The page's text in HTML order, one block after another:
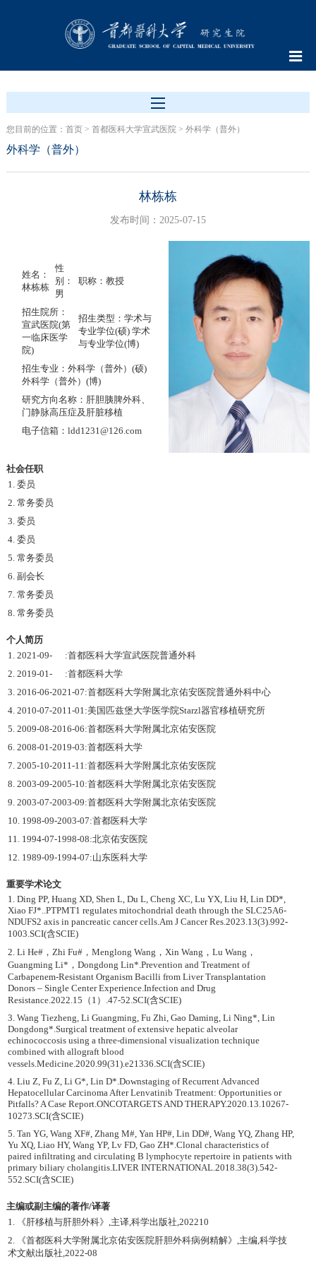
您目前的位置： 首页> 首都医科大学宣武医院> 外科学（普外）
外科学（普外）
林栋栋
发布时间：2025-07-15
姓名：
林栋栋
性
别：
男
职称：教授
招生院所：
宣武医院(第
一临床医学
院)
招生类型：学术与
专业学位(硕) 学术
与专业学位(博)
招生专业：外科学（普外）(硕)
外科学（普外）(博)
研究方向名称：肝胆胰脾外科、
门静脉高压症及肝脏移植
电子信箱：ldd1231@126.com
社会任职
1. 委员
2. 常务委员
3. 委员
4. 委员
5. 常务委员
6. 副会长
7. 常务委员
8. 常务委员
个人简历
1. 2021-09- :首都医科大学宣武医院普通外科
2. 2019-01- :首都医科大学
3. 2016-06-2021-07:首都医科大学附属北京佑安医院普通外科中心
4. 2010-07-2011-01:美国匹兹堡大学医学院Starzl器官移植研究所
5. 2009-08-2016-06:首都医科大学附属北京佑安医院
6. 2008-01-2019-03:首都医科大学
7. 2005-10-2011-11:首都医科大学附属北京佑安医院
8. 2003-09-2005-10:首都医科大学附属北京佑安医院
9. 2003-07-2003-09:首都医科大学附属北京佑安医院
10. 1998-09-2003-07:首都医科大学
11. 1994-07-1998-08:北京佑安医院
12. 1989-09-1994-07:山东医科大学
重要学术论文
1. Ding PP, Huang XD, Shen L, Du L, Cheng XC, Lu YX, Liu H, Lin DD*,
Xiao FJ*..PTPMT1 regulates mitochondrial death through the SLC25A6-
NDUFS2 axis in pancreatic cancer cells.Am J Cancer Res.2023.13(3).992-
1003.SCI(含SCIE)
2. Li He#，Zhi Fu#，Menglong Wang，Xin Wang，Lu Wang，
Guangming Li*，Dongdong Lin*.Prevention and Treatment of
Carbapenem-Resistant Organism Bacilli from Liver Transplantation
Donors – Single Center Experience.Infection and Drug
Resistance.2022.15（1）.47-52.SCI(含SCIE)
3. Wang Tiezheng, Li Guangming, Fu Zhi, Gao Daming, Li Ning*, Lin
Dongdong*.Surgical treatment of extensive hepatic alveolar
echinococcosis using a three-dimensional visualization technique
combined with allograft blood
vessels.Medicine.2020.99(31).e21336.SCI(含SCIE)
4. Liu Z, Fu Z, Li G*, Lin D*.Downstaging of Recurrent Advanced
Hepatocellular Carcinoma After Lenvatinib Treatment: Opportunities or
Pitfalls? A Case Report.ONCOTARGETS AND THERAPY.2020.13.10267-
10273.SCI(含SCIE)
5. Tan YG, Wang XF#, Zhang M#, Yan HP#, Lin DD#, Wang YQ, Zhang HP,
Yu XQ, Liao HY, Wang YP, Lv FD, Gao ZH*.Clonal characteristics of
paired infiltrating and circulating B lymphocyte repertoire in patients with
primary biliary cholangitis.LIVER INTERNATIONAL.2018.38(3).542-
552.SCI(含SCIE)
主编或副主编的著作/译著
1. 《肝移植与肝胆外科》,主译,科学出版社,202210
2. 《首都医科大学附属北京佑安医院肝胆外科病例精解》,主编,科学技
术文献出版社,2022-08